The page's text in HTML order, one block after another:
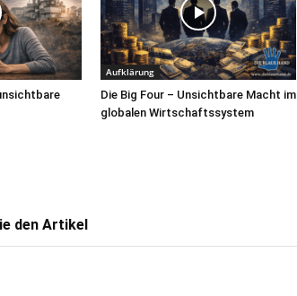
Aufklärung
Die Big Four – Unsichtbare Macht im
globalen Wirtschaftssystem
den Artikel